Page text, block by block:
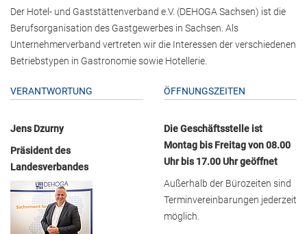
Der Hotel- und Gaststättenverband e.V. (DEHOGA Sachsen) ist die
Berufsorganisation des Gastgewerbes in Sachsen. Als
Unternehmerverband vertreten wir die Interessen der verschiedenen
Betriebstypen in Gastronomie sowie Hotellerie.
VERANTWORTUNG
Jens Dzurny
Präsident des
Landesverbandes
ÖFFNUNGSZEITEN
Die Geschäftsstelle ist
Montag bis Freitag von 08.00
Uhr bis 17.00 Uhr geöffnet
Außerhalb der Bürozeiten sind
Terminvereinbarungen jederzeit
möglich.